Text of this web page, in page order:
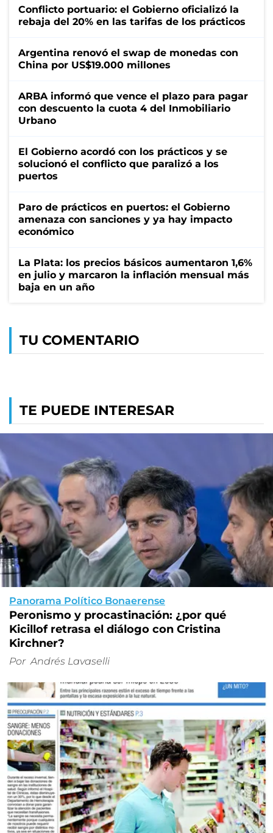
Conflicto portuario: el Gobierno oficializó la
rebaja del 20% en las tarifas de los prácticos
Argentina renovó el swap de monedas con
China por US$19.000 millones
ARBA informó que vence el plazo para pagar
con descuento la cuota 4 del Inmobiliario
Urbano
El Gobierno acordó con los prácticos y se
solucionó el conflicto que paralizó a los
puertos
Paro de prácticos en puertos: el Gobierno
amenaza con sanciones y ya hay impacto
económico
La Plata: los precios básicos aumentaron 1,6%
en julio y marcaron la inflación mensual más
baja en un año
TU COMENTARIO
TE PUEDE INTERESAR
Panorama Político Bonaerense
Peronismo y procastinación: ¿por qué
Kicillof retrasa el diálogo con Cristina
Kirchner?
Por Andrés Lavaselli